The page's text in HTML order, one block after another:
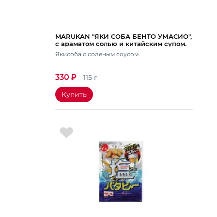
MARUKAN "ЯКИ СОБА БЕНТО УМАСИО",
с араматом солью и китайским супом.
Вес 115 гр.
Якисоба с соленым соусом.
330 ₽
115 г
Купить